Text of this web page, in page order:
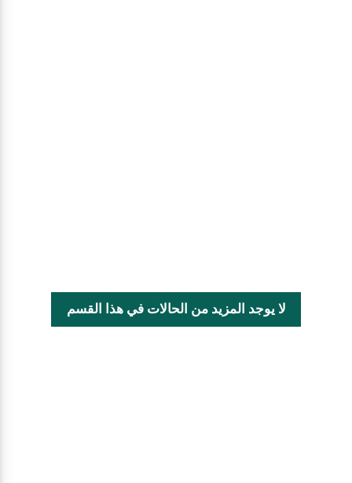
لا يوجد المزيد من الحالات في هذا القسم